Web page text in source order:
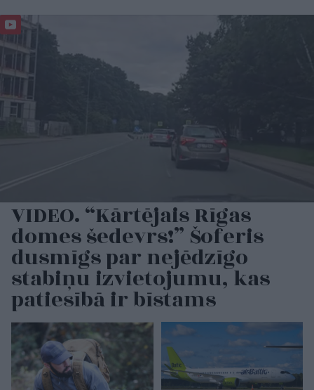
VIDEO. “Kārtējais Rīgas
domes šedevrs!” Šoferis
dusmīgs par nejēdzīgo
stabiņu izvietojumu, kas
patiesībā ir bīstams